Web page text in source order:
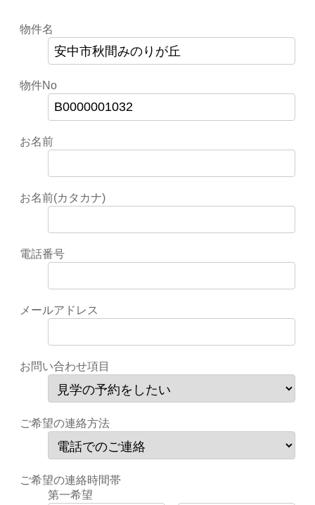
物件名
物件No
お名前
お名前(カタカナ)
電話番号
メールアドレス
お問い合わせ項目
ご希望の連絡方法
ご希望の連絡時間帯
第一希望